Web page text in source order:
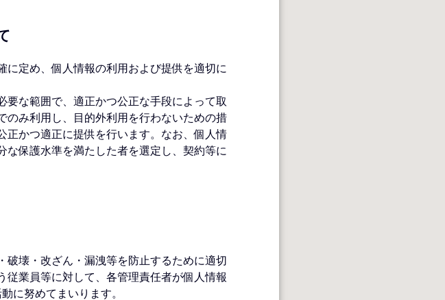
定め、個人情報の利用および提供を適切に
な範囲で、適正かつ公正な⼿段によって取
のみ利用し、目的外利用を行わないための措
正かつ適正に提供を行います。なお、個人情
保護水準を満たした者を選定し、契約等に
破壊・改ざん・漏洩等を防⽌するために適切
業員等に対して、各管理責任者が個⼈情報
に努めてまいります。